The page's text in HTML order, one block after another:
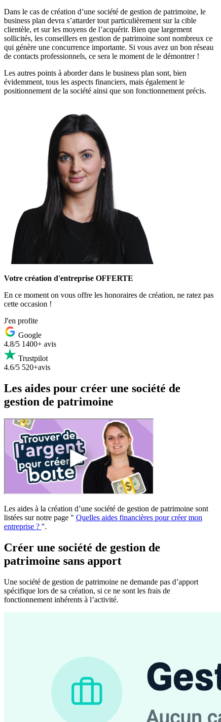
Dans le cas de création d’une société de gestion de patrimoine, le
business plan devra s’attarder tout particulièrement sur la cible
clientèle, et sur les moyens de l’acquérir. Bien que largement
sollicités, les conseillers en gestion de patrimoine sont nombreux ce
qui génère une concurrence importante. Si vous avez un bon réseau
de contacts professionnels, ce sera le moment de le démontrer !
Les autres points à aborder dans le business plan sont, bien
évidemment, tous les aspects financiers, mais également le
positionnement de la société ainsi que son fonctionnement précis.
Votre création d'entreprise OFFERTE
En ce moment on vous offre les honoraires de création, ne ratez pas
cette occasion !
J'en profite
Google
4.8/5 1400+ avis
Trustpilot
4.6/5 520+avis
Les aides pour créer une société de
gestion de patrimoine
Les aides à la création d’une société de gestion de patrimoine sont
listées sur notre page " Quelles aides financières pour créer mon
entreprise ? ".
Créer une société de gestion de
patrimoine sans apport
Une société de gestion de patrimoine ne demande pas d’apport
spécifique lors de sa création, si ce ne sont les frais de
fonctionnement inhérents à l’activité.